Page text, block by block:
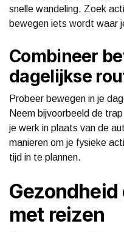
snelle wandeling. Zoek
bewegen iets wordt waar
Combineer
dagelijkse
Probeer bewegen in je
Neem bijvoorbeeld de
je werk in plaats van de
manieren om je fysieke
tijd in te plannen.
met reizen